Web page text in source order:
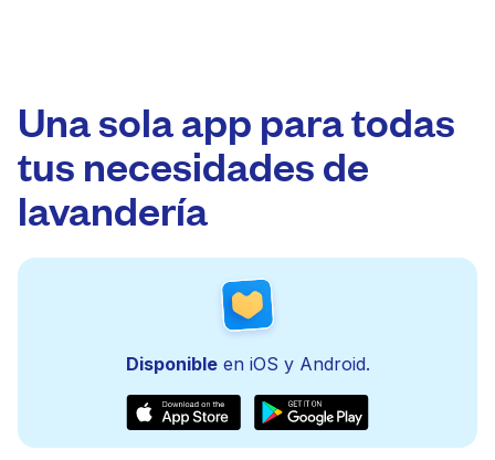
Una sola app para todas
tus necesidades de
lavandería
Disponibleen iOS y Android.